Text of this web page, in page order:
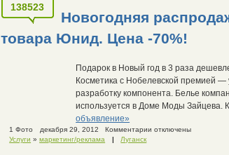
138523
Новогодняя
товара Юнид. Цена -70%!
Подарок в Новый год в 3 раза
Косметика с Нобелевской премией —
разработку компонента. Белье
используется в Доме Моды Зайцева.
объявление»
1 Фото декабря 29, 2012
Комментарии отключены
Услуги »маркетинг/реклама | Луганск